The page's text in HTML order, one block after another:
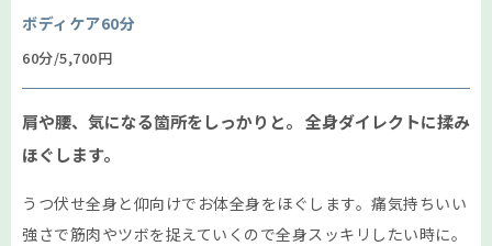
ボディケア60分
60分/5,700円
肩や腰、気になる箇所をしっかりと。 全身ダイレクトに揉み
ほぐします。
うつ伏せ全身と仰向けでお体全身をほぐします。痛気持ちいい
強さで筋肉やツボを捉えていくので全身スッキリしたい時に。